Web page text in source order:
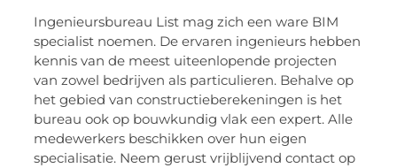
Ingenieursbureau List mag zich een ware BIM
specialist noemen. De ervaren ingenieurs hebben
kennis van de meest uiteenlopende projecten
van zowel bedrijven als particulieren. Behalve op
het gebied van constructieberekeningen is het
bureau ook op bouwkundig vlak een expert. Alle
medewerkers beschikken over hun eigen
specialisatie. Neem gerust vrijblijvend contact op